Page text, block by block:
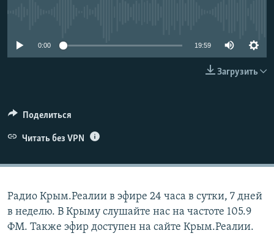
ELIFBE
0:00 19:59
Загрузить
Поделиться
Читать без VPN
Радио Крым.Реалии в эфире 24 часа в сутки, 7 дней
в неделю. В Крыму слушайте нас на частоте 105.9
ФМ. Также эфир доступен на сайте Крым.Реалии.